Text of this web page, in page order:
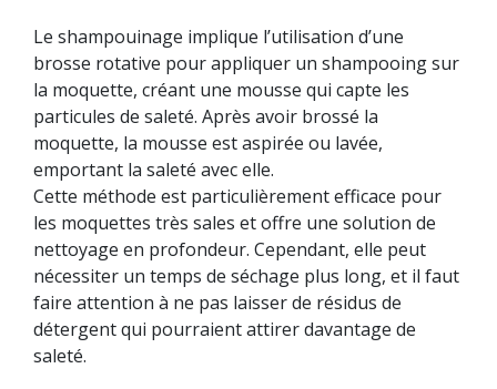
Le shampouinage implique l’utilisation d’une
brosse rotative pour appliquer un shampooing sur
la moquette, créant une mousse qui capte les
particules de saleté. Après avoir brossé la
moquette, la mousse est aspirée ou lavée,
emportant la saleté avec elle.
Cette méthode est particulièrement efficace pour
les moquettes très sales et offre une solution de
nettoyage en profondeur. Cependant, elle peut
nécessiter un temps de séchage plus long, et il faut
faire attention à ne pas laisser de résidus de
détergent qui pourraient attirer davantage de
saleté.